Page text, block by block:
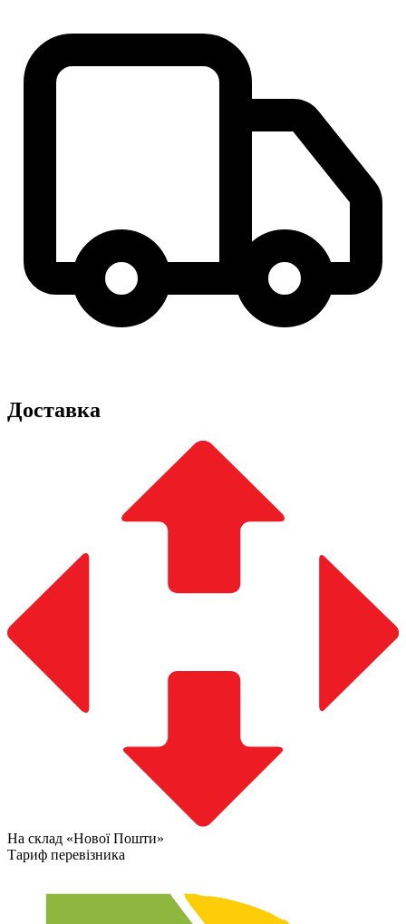
Доставка
На склад «Нової Пошти»
Тариф перевізника